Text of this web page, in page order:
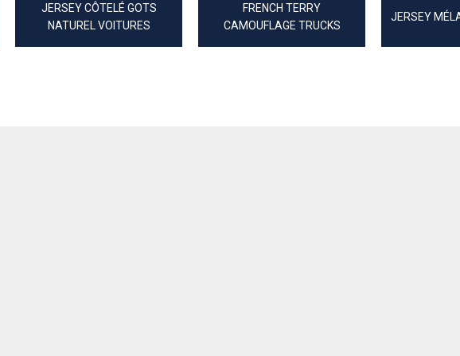
JERSEY CÔTELÉ GOTS
NATUREL VOITURES
FRENCH TERRY
CAMOUFLAGE TRUCKS
JERSEY